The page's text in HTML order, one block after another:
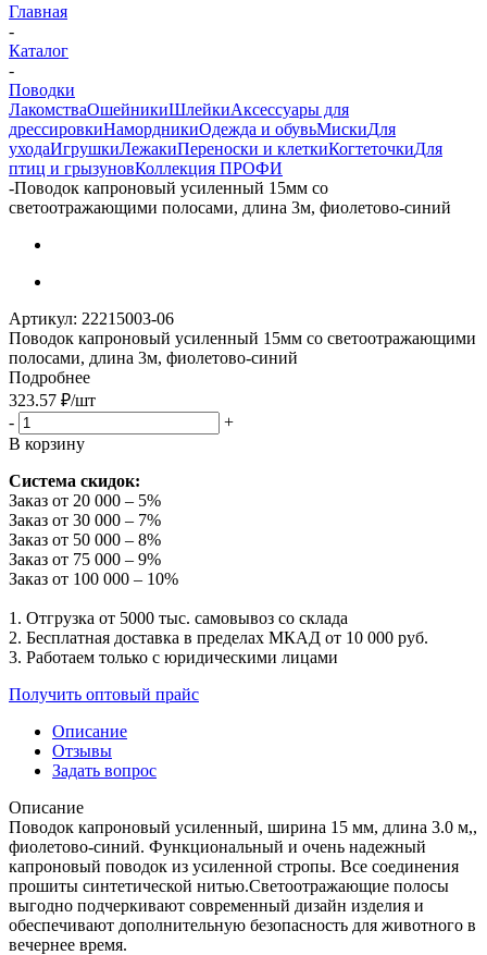
Главная
-
Каталог
-
Поводки
ЛакомстваОшейникиШлейкиАксессуары для
дрессировкиНамордникиОдежда и обувьМискиДля
уходаИгрушкиЛежакиПереноски и клеткиКогтеточкиДля
птиц и грызуновКоллекция ПРОФИ
-Поводок капроновый усиленный 15мм со
светоотражающими полосами, длина 3м, фиолетово-синий
Артикул: 22215003-06
Поводок капроновый усиленный 15мм со светоотражающими
полосами, длина 3м, фиолетово-синий
Подробнее
323.57 ₽/шт
-
+
В корзину
Система скидок:
Заказ от 20 000 – 5%
Заказ от 30 000 – 7%
Заказ от 50 000 – 8%
Заказ от 75 000 – 9%
Заказ от 100 000 – 10%
1. Отгрузка от 5000 тыс. самовывоз со склада
2. Бесплатная доставка в пределах МКАД от 10 000 руб.
3. Работаем только с юридическими лицами
Получить оптовый прайс
Описание
Отзывы
Задать вопрос
Описание
Поводок капроновый усиленный, ширина 15 мм, длина 3.0 м,,
фиолетово-синий. Функциональный и очень надежный
капроновый поводок из усиленной стропы. Все соединения
прошиты синтетической нитью.Светоотражающие полосы
выгодно подчеркивают современный дизайн изделия и
обеспечивают дополнительную безопасность для животного в
вечернее время.